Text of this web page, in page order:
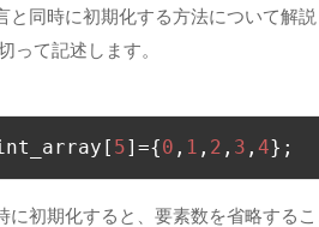
と同時に初期化する方法について解
って記述します。
[ 5]={0 , 1 , 2 , 3 , 4};
に初期化すると、要素数を省略する